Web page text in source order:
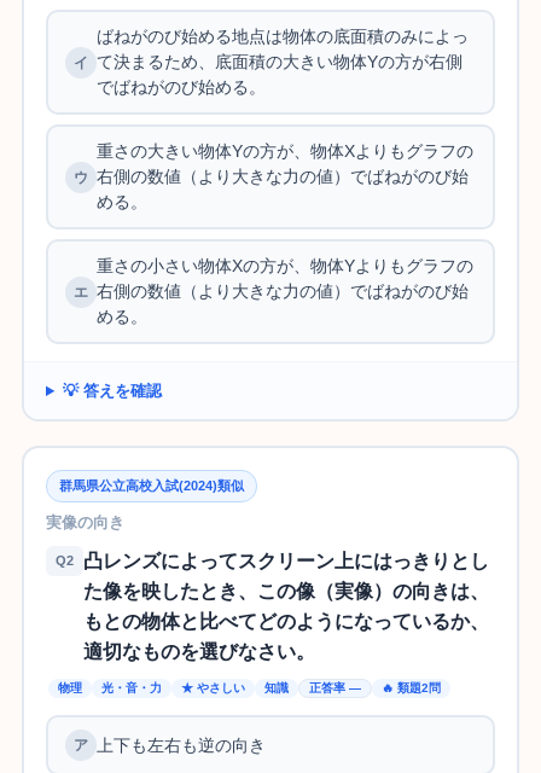
ばねがのび始める地点は物体の底面積のみによっ
て決まるため、底面積の大きい物体Yの方が右側
でばねがのび始める。
重さの大きい物体Yの方が、物体Xよりもグラフの
右側の数値（より大きな力の値）でばねがのび始
める。
重さの小さい物体Xの方が、物体Yよりもグラフの
右側の数値（より大きな力の値）でばねがのび始
める。
💡 答えを確認
群馬県公立高校入試(2024)類似
実像の向き
Q2
凸レンズによってスクリーン上にはっきりとし
た像を映したとき、この像（実像）の向きは、
もとの物体と比べてどのようになっているか、
適切なものを選びなさい。
物理 光・音・力 ★ やさしい 知識 正答率 — 🔥 類題2問
上下も左右も逆の向き